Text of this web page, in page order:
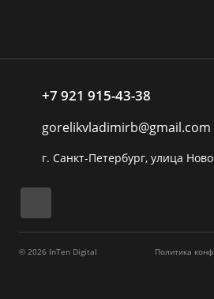
+7 921 915-43-38
gorelikvladimirb@gmail.com
г. Санкт-Петербург, улица
© 2026 InTen Digital Политика